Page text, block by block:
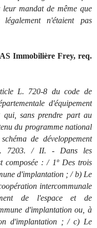
mandat de même que
n'étaient pas
Immobilière Frey, req.
L. 720-8 du code de
d'équipement
qui, sans prendre part au
du programme national
de développement
7203. / II. - Dans les
composée : / 1º Des trois
d'implantation ; / b) Le
intercommunale
de l'espace et de
d'implantation ou, à
d'implantation ; / c) Le